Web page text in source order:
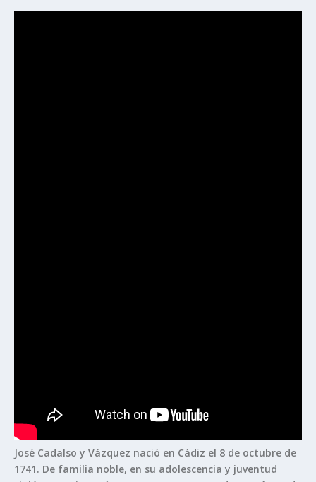
José Cadalso y Vázquez nació en Cádiz el 8 de octubre de
1741. De familia noble, en su adolescencia y juventud